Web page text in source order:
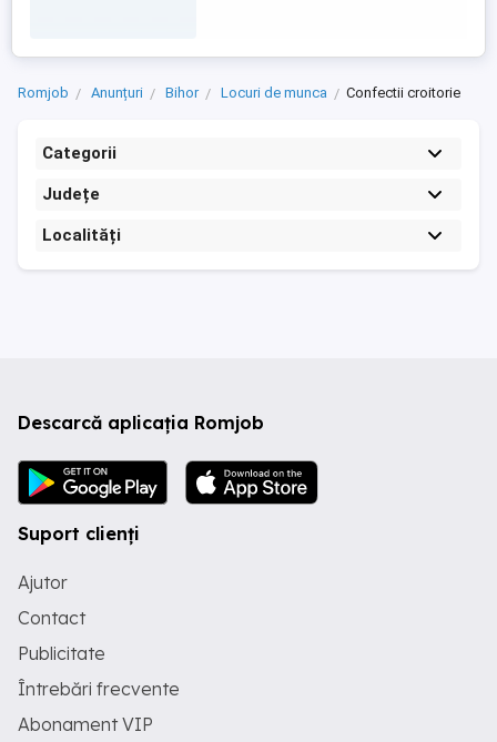
Romjob Anunțuri Bihor Locuri de munca Confectii croitorie
Categorii
Județe
Localități
Descarcă aplicația Romjob
Suport clienți
Ajutor
Contact
Publicitate
Întrebări frecvente
Abonament VIP